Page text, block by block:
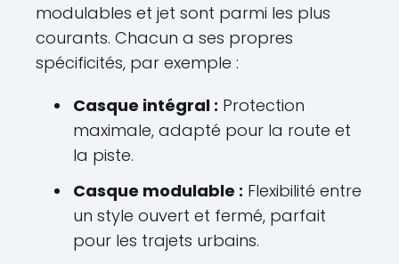
modulables et jet sont parmi les plus
courants. Chacun a ses propres
spécificités, par exemple :
Casque intégral : Protection
maximale, adapté pour la route et
la piste.
Casque modulable : Flexibilité entre
un style ouvert et fermé, parfait
pour les trajets urbains.